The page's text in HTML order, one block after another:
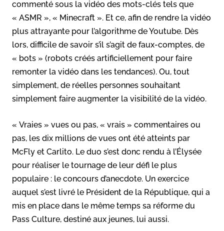
commenté sous la vidéo des mots-clés tels que
« ASMR », « Minecraft ». Et ce, afin de rendre la vidéo
plus attrayante pour l’algorithme de Youtube. Dès
lors, difficile de savoir s’il s’agit de faux-comptes, de
« bots » (robots créés artificiellement pour faire
remonter la vidéo dans les tendances). Ou, tout
simplement, de réelles personnes souhaitant
simplement faire augmenter la visibilité de la vidéo.
« Vraies » vues ou pas, « vrais » commentaires ou
pas, les dix millions de vues ont été atteints par
McFly et Carlito. Le duo s’est donc rendu à l’Élysée
pour réaliser le tournage de leur défi le plus
populaire : le concours d’anecdote. Un exercice
auquel s’est livré le Président de la République, qui a
mis en place dans le même temps sa réforme du
Pass Culture, destiné aux jeunes, lui aussi.